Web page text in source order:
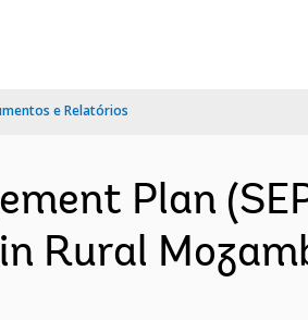
e Relatórios
Plan
Rural